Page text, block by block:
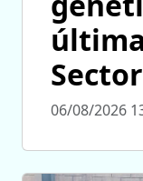
06/08/2026